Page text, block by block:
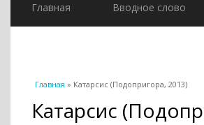
Главная Вводное слово
Вы здесь
Главная » Катарсис (Подопригора, 2013)
Катарсис